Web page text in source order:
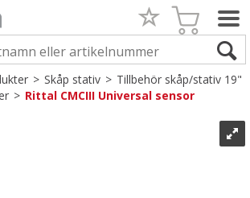
>Skåp stativ>Tillbehör skåp/stativ 19"
>Rittal CMCIII Universal sensor